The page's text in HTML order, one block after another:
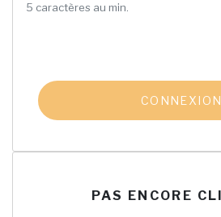
5 caractères au min.
CONNEXION
PAS ENCORE